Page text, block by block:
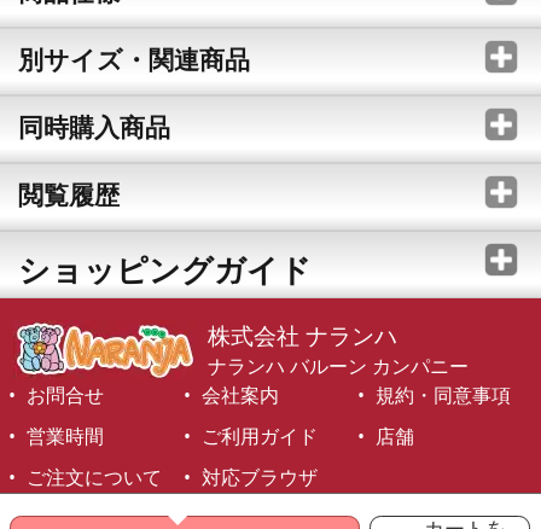
別サイズ・関連商品
同時購入商品
閲覧履歴
ショッピングガイド
株式会社 ナランハ
ナランハ バルーン カンパニー
お問合せ
会社案内
規約・同意事項
営業時間
ご利用ガイド
店舗
ご注文について
対応ブラウザ
©1999-2026 NARANJA Inc. All Rights Reserved.